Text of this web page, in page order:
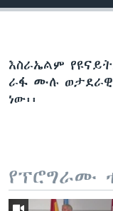
እስራኤልም
ራፋ ሙሉ ወታደራዊ
ነው፡፡
የፕሮግራሙ